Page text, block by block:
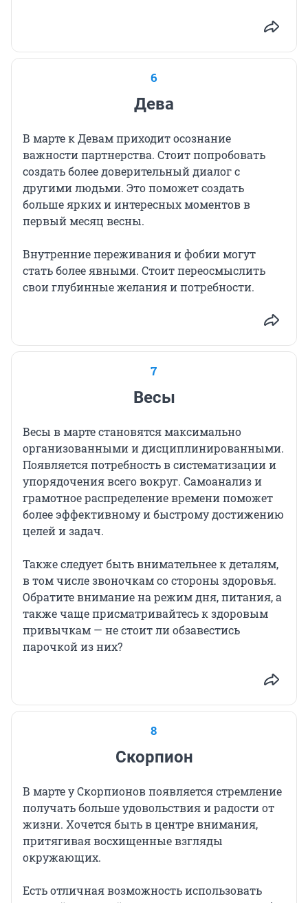
6
Дева
В марте к Девам приходит осознание
важности партнерства. Стоит попробовать
создать более доверительный диалог с
другими людьми. Это поможет создать
больше ярких и интересных моментов в
первый месяц весны.
Внутренние переживания и фобии могут
стать более явными. Стоит переосмыслить
свои глубинные желания и потребности.
7
Весы
Весы в марте становятся максимально
организованными и дисциплинированными.
Появляется потребность в систематизации и
упорядочения всего вокруг. Самоанализ и
грамотное распределение времени поможет
более эффективному и быстрому достижению
целей и задач.
Также следует быть внимательнее к деталям,
в том числе звоночкам со стороны здоровья.
Обратите внимание на режим дня, питания, а
также чаще присматривайтесь к здоровым
привычкам — не стоит ли обзавестись
парочкой из них?
8
Скорпион
В марте у Скорпионов появляется стремление
получать больше удовольствия и радости от
жизни. Хочется быть в центре внимания,
притягивая восхищенные взгляды
окружающих.
Есть отличная возможность использовать